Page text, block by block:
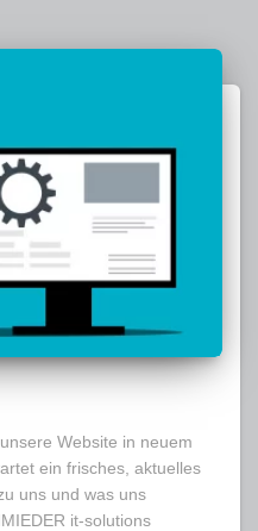
Website in neuem
ein frisches, aktuelles
uns und was uns
it-solutions